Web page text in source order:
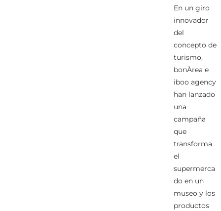
En un giro
innovador
del
concepto de
turismo,
bonÀrea e
iboo agency
han lanzado
una
campaña
que
transforma
el
supermerca
do en un
museo y los
productos